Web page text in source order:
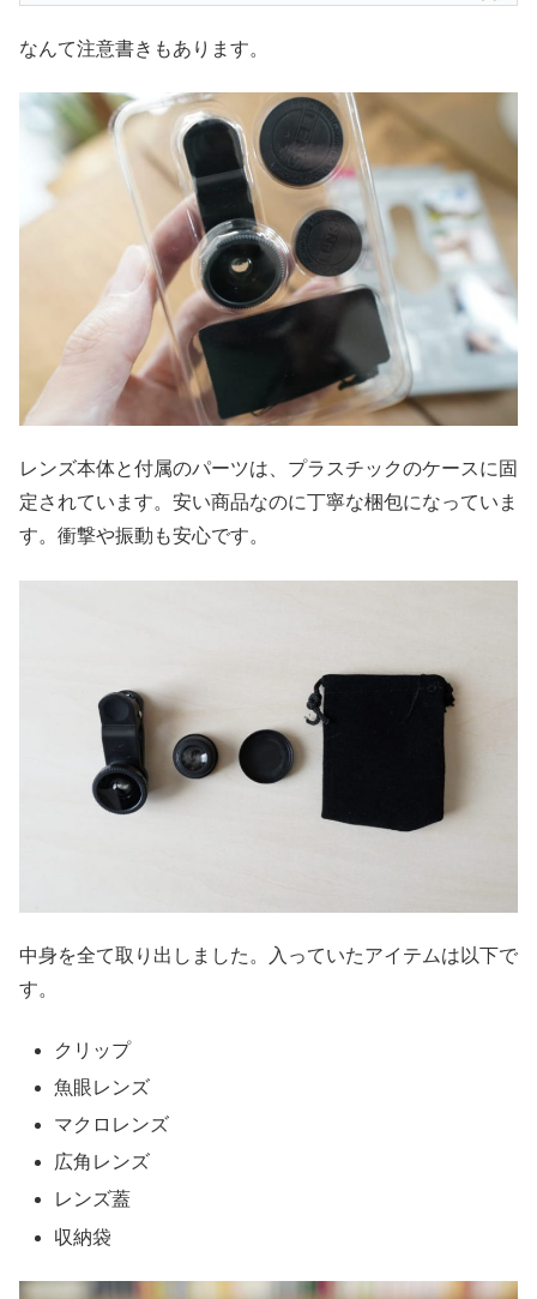
なんて注意書きもあります。
レンズ本体と付属のパーツは、プラスチックのケースに固
定されています。安い商品なのに丁寧な梱包になっていま
す。衝撃や振動も安心です。
中身を全て取り出しました。入っていたアイテムは以下で
す。
クリップ
魚眼レンズ
マクロレンズ
広角レンズ
レンズ蓋
収納袋